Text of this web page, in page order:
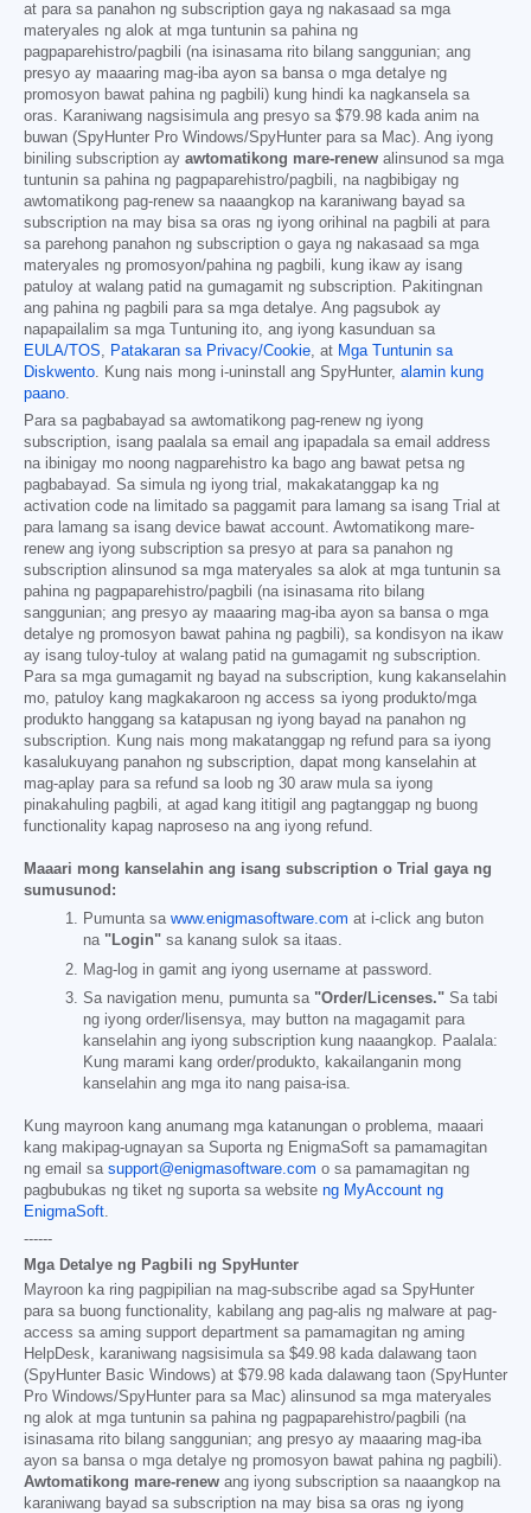
at para sa panahon ng subscription gaya ng nakasaad sa mga
materyales ng alok at mga tuntunin sa pahina ng
pagpaparehistro/pagbili (na isinasama rito bilang sanggunian; ang
presyo ay maaaring mag-iba ayon sa bansa o mga detalye ng
promosyon bawat pahina ng pagbili) kung hindi ka nagkansela sa
oras. Karaniwang nagsisimula ang presyo sa $79.98 kada anim na
buwan (SpyHunter Pro Windows/SpyHunter para sa Mac). Ang iyong
biniling subscription ay awtomatikong mare-renew alinsunod sa mga
tuntunin sa pahina ng pagpaparehistro/pagbili, na nagbibigay ng
awtomatikong pag-renew sa naaangkop na karaniwang bayad sa
subscription na may bisa sa oras ng iyong orihinal na pagbili at para
sa parehong panahon ng subscription o gaya ng nakasaad sa mga
materyales ng promosyon/pahina ng pagbili, kung ikaw ay isang
patuloy at walang patid na gumagamit ng subscription. Pakitingnan
ang pahina ng pagbili para sa mga detalye. Ang pagsubok ay
napapailalim sa mga Tuntuning ito, ang iyong kasunduan sa
EULA/TOS, Patakaran sa Privacy/Cookie, at Mga Tuntunin sa
Diskwento. Kung nais mong i-uninstall ang SpyHunter, alamin kung
paano.
Para sa pagbabayad sa awtomatikong pag-renew ng iyong
subscription, isang paalala sa email ang ipapadala sa email address
na ibinigay mo noong nagparehistro ka bago ang bawat petsa ng
pagbabayad. Sa simula ng iyong trial, makakatanggap ka ng
activation code na limitado sa paggamit para lamang sa isang Trial at
para lamang sa isang device bawat account. Awtomatikong mare-
renew ang iyong subscription sa presyo at para sa panahon ng
subscription alinsunod sa mga materyales sa alok at mga tuntunin sa
pahina ng pagpaparehistro/pagbili (na isinasama rito bilang
sanggunian; ang presyo ay maaaring mag-iba ayon sa bansa o mga
detalye ng promosyon bawat pahina ng pagbili), sa kondisyon na ikaw
ay isang tuloy-tuloy at walang patid na gumagamit ng subscription.
Para sa mga gumagamit ng bayad na subscription, kung kakanselahin
mo, patuloy kang magkakaroon ng access sa iyong produkto/mga
produkto hanggang sa katapusan ng iyong bayad na panahon ng
subscription. Kung nais mong makatanggap ng refund para sa iyong
kasalukuyang panahon ng subscription, dapat mong kanselahin at
mag-aplay para sa refund sa loob ng 30 araw mula sa iyong
pinakahuling pagbili, at agad kang ititigil ang pagtanggap ng buong
functionality kapag naproseso na ang iyong refund.
Maaari mong kanselahin ang isang subscription o Trial gaya ng
sumusunod:
Pumunta sa www.enigmasoftware.com at i-click ang buton
na "Login" sa kanang sulok sa itaas.
Mag-log in gamit ang iyong username at password.
Sa navigation menu, pumunta sa "Order/Licenses." Sa tabi
ng iyong order/lisensya, may button na magagamit para
kanselahin ang iyong subscription kung naaangkop. Paalala:
Kung marami kang order/produkto, kakailanganin mong
kanselahin ang mga ito nang paisa-isa.
Kung mayroon kang anumang mga katanungan o problema, maaari
kang makipag-ugnayan sa Suporta ng EnigmaSoft sa pamamagitan
ng email sa support@enigmasoftware.com o sa pamamagitan ng
pagbubukas ng tiket ng suporta sa website ng MyAccount ng
EnigmaSoft.
------
Mga Detalye ng Pagbili ng SpyHunter
Mayroon ka ring pagpipilian na mag-subscribe agad sa SpyHunter
para sa buong functionality, kabilang ang pag-alis ng malware at pag-
access sa aming support department sa pamamagitan ng aming
HelpDesk, karaniwang nagsisimula sa $49.98 kada dalawang taon
(SpyHunter Basic Windows) at $79.98 kada dalawang taon (SpyHunter
Pro Windows/SpyHunter para sa Mac) alinsunod sa mga materyales
ng alok at mga tuntunin sa pahina ng pagpaparehistro/pagbili (na
isinasama rito bilang sanggunian; ang presyo ay maaaring mag-iba
ayon sa bansa o mga detalye ng promosyon bawat pahina ng pagbili).
Awtomatikong mare-renew ang iyong subscription sa naaangkop na
karaniwang bayad sa subscription na may bisa sa oras ng iyong